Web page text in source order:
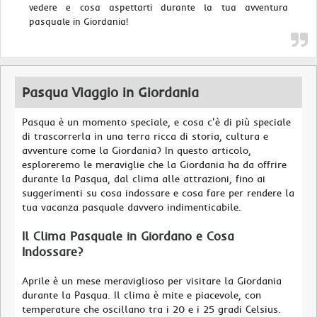
vedere e cosa aspettarti durante la tua avventura
pasquale in Giordania!
Pasqua Viaggio in Giordania
Pasqua è un momento speciale, e cosa c'è di più speciale
di trascorrerla in una terra ricca di storia, cultura e
avventure come la Giordania? In questo articolo,
esploreremo le meraviglie che la Giordania ha da offrire
durante la Pasqua, dal clima alle attrazioni, fino ai
suggerimenti su cosa indossare e cosa fare per rendere la
tua vacanza pasquale davvero indimenticabile.
Il Clima Pasquale in Giordano e Cosa
Indossare?
Aprile è un mese meraviglioso per visitare la Giordania
durante la Pasqua. Il clima è mite e piacevole, con
temperature che oscillano tra i 20 e i 25 gradi Celsius.